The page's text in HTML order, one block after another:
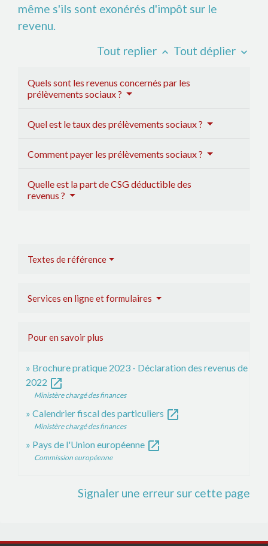
même s'ils sont exonérés d'impôt sur le
revenu.
Tout replier keyboard_arrow_up Tout déplier keyboard_arrow_down
Quels sont les revenus concernés par les
prélèvements sociaux ?
Quel est le taux des prélèvements sociaux ?
Comment payer les prélèvements sociaux ?
Quelle est la part de CSG déductible des
revenus ?
Textes de référence
Services en ligne et formulaires
Pour en savoir plus
Brochure pratique 2023 - Déclaration des revenus de
2022 open_in_new
Ministère chargé des finances
Calendrier fiscal des particuliers open_in_new
Ministère chargé des finances
Pays de l'Union européenne open_in_new
Commission européenne
Signaler une erreur sur cette page